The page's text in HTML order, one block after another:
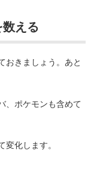
える
おきましょう。あと
、ポケモンも含めて
変化します。